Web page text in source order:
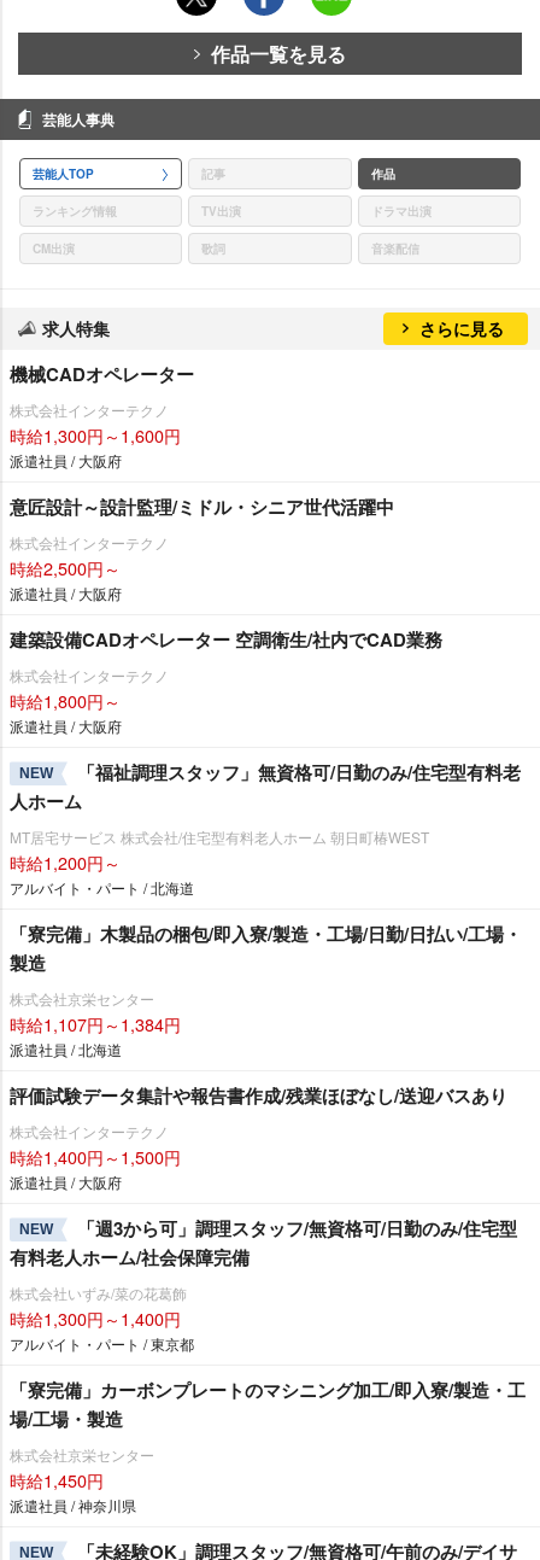
作品一覧を見る
芸能人事典
芸能人TOP 記事 作品
ランキング情報 TV出演 ドラマ出演
CM出演 歌詞 音楽配信
求人特集 さらに見る
機械CADオペレーター
株式会社インターテクノ
時給1,300円～1,600円
派遣社員 / 大阪府
意匠設計～設計監理/ミドル・シニア世代活躍中
株式会社インターテクノ
時給2,500円～
派遣社員 / 大阪府
建築設備CADオペレーター 空調衛生/社内でCAD業務
株式会社インターテクノ
時給1,800円～
派遣社員 / 大阪府
NEW
「福祉調理スタッフ」無資格可/日勤のみ/住宅型有料老
人ホーム
MT居宅サービス 株式会社/住宅型有料老人ホーム 朝日町椿WEST
時給1,200円～
アルバイト・パート / 北海道
「寮完備」木製品の梱包/即入寮/製造・工場/日勤/日払い/工場・
製造
株式会社京栄センター
時給1,107円～1,384円
派遣社員 / 北海道
評価試験データ集計や報告書作成/残業ほぼなし/送迎バスあり
株式会社インターテクノ
時給1,400円～1,500円
派遣社員 / 大阪府
NEW
「週3から可」調理スタッフ/無資格可/日勤のみ/住宅型
有料老人ホーム/社会保障完備
株式会社いずみ/菜の花葛飾
時給1,300円～1,400円
アルバイト・パート / 東京都
「寮完備」カーボンプレートのマシニング加工/即入寮/製造・工
場/工場・製造
株式会社京栄センター
時給1,450円
派遣社員 / 神奈川県
NEW 「未経験OK」調理スタッフ/無資格可/午前のみ/デイサ